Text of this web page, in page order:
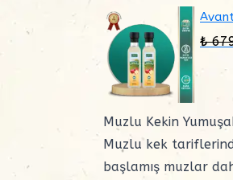
₺
Muzlu Kekin
Muzlu kek
başlamış muzlar